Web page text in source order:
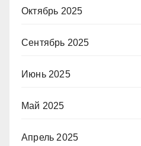
Октябрь 2025
Сентябрь 2025
Июнь 2025
Май 2025
Апрель 2025